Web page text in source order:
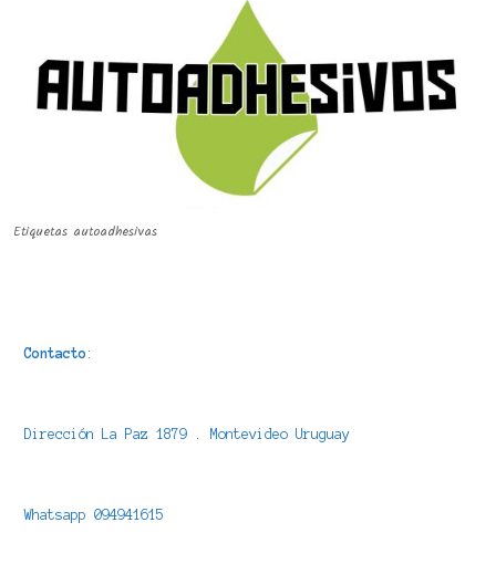
Etiquetas autoadhesivas
Contacto :
Dirección La Paz 1879 . Montevideo Uruguay
Whatsapp 094941615